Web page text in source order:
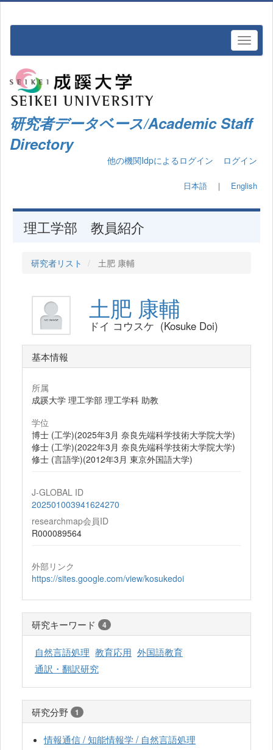
研究者データベース/Academic Staff
Directory
他の機関Idpによるログイン ログイン
日本語 ｜ English
理工学部 教員紹介
研究者リスト 土肥 康輔
土肥 康輔
ドイ コウスケ (Kosuke Doi)
基本情報
所属
成蹊大学 理工学部 理工学科 助教
学位
博士 (工学)(2025年3月 奈良先端科学技術大学院大学)
修士 (工学)(2022年3月 奈良先端科学技術大学院大学)
修士 (言語学)(2012年3月 東京外国語大学)
J-GLOBAL ID
202501003941624270
researchmap会員ID
R000089564
外部リンク
https://sites.google.com/view/kosukedoi
研究キーワード 4
自然言語処理 教育応用 外国語教育
通訳・翻訳研究
研究分野 1
情報通信 / 知能情報学 / 自然言語処理